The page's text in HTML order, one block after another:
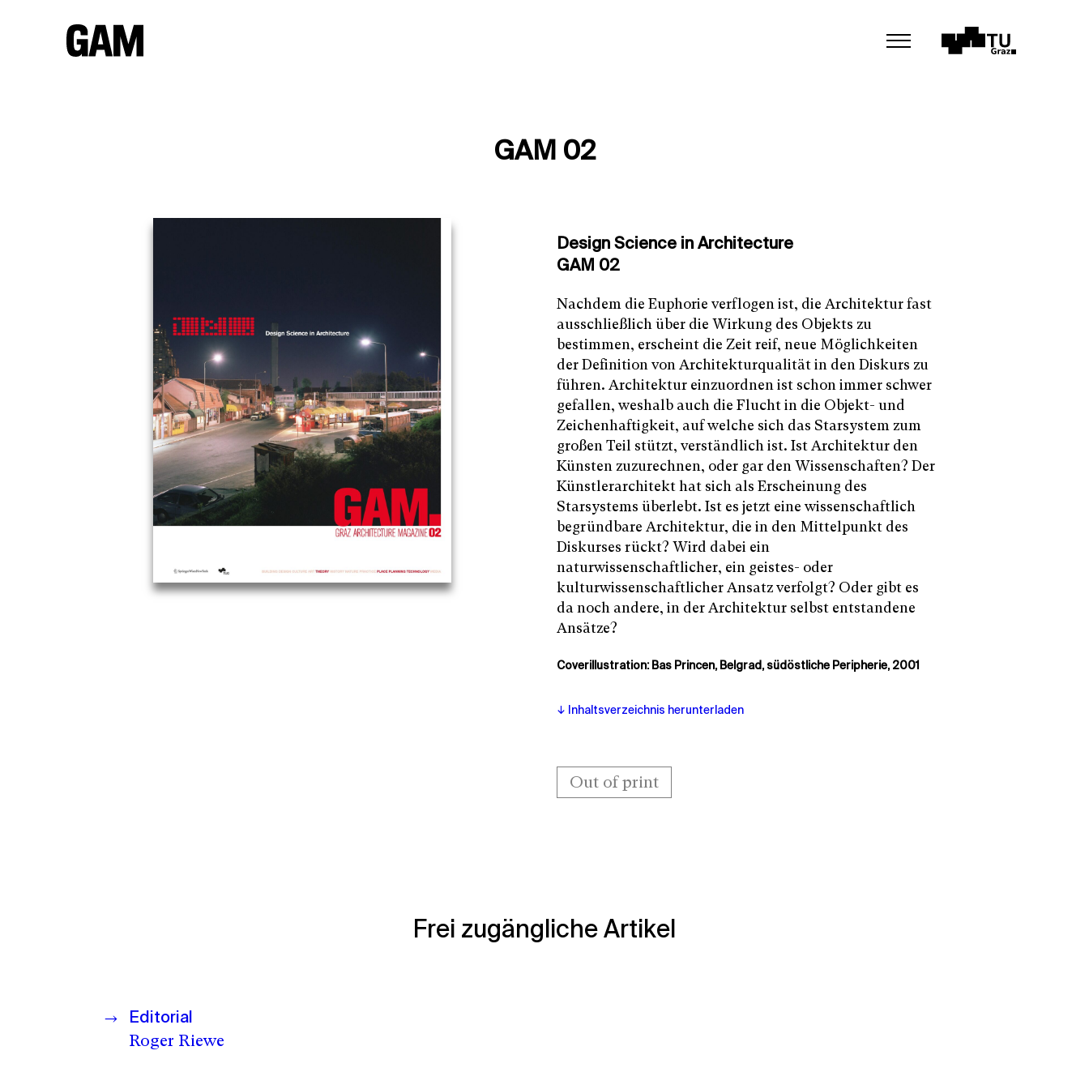
GAM 02
Design Science in Architecture
GAM 02
Nachdem die Euphorie verflogen ist, die Architektur fast
ausschließlich über die Wirkung des Objekts zu
bestimmen, erscheint die Zeit reif, neue Möglichkeiten
der Definition von Architekturqualität in den Diskurs zu
führen. Architektur einzuordnen ist schon immer schwer
gefallen, weshalb auch die Flucht in die Objekt- und
Zeichenhaftigkeit, auf welche sich das Starsystem zum
großen Teil stützt, verständlich ist. Ist Architektur den
Künsten zuzurechnen, oder gar den Wissenschaften? Der
Künstlerarchitekt hat sich als Erscheinung des
Starsystems überlebt. Ist es jetzt eine wissenschaftlich
begründbare Architektur, die in den Mittelpunkt des
Diskurses rückt? Wird dabei ein
naturwissenschaftlicher, ein geistes- oder
kulturwissenschaftlicher Ansatz verfolgt? Oder gibt es
da noch andere, in der Architektur selbst entstandene
Ansätze?
Coverillustration: Bas Princen, Belgrad, südöstliche Peripherie, 2001
Inhaltsverzeichnis herunterladen
Out of print
Frei zugängliche Artikel
Editorial
Roger Riewe